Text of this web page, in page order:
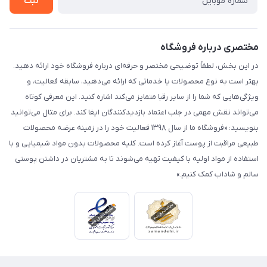
مختصری درباره فروشگاه
در این بخش، لطفاً توضیحی مختصر و حرفه‌ای درباره فروشگاه خود ارائه دهید.
بهتر است به نوع محصولات یا خدماتی که ارائه می‌دهید، سابقه فعالیت، و
ویژگی‌هایی که شما را از سایر رقبا متمایز می‌کند اشاره کنید. این معرفی کوتاه
می‌تواند نقش مهمی در جلب اعتماد بازدیدکنندگان ایفا کند. برای مثال می‌توانید
بنویسید: «فروشگاه ما از سال ۱۳۹۸ فعالیت خود را در زمینه عرضه محصولات
طبیعی مراقبت از پوست آغاز کرده است. کلیه محصولات بدون مواد شیمیایی و با
استفاده از مواد اولیه با کیفیت تهیه می‌شوند تا به مشتریان در داشتن پوستی
سالم و شاداب کمک کنیم.»